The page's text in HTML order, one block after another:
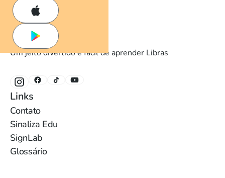
Um jeito divertido e fácil de aprender Libras
Links
Contato
Sinaliza Edu
SignLab
Glossário